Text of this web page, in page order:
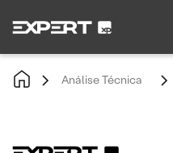
Análise Técnica